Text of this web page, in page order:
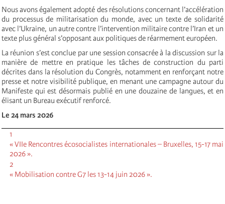
Nous avons également adopté des résolutions concernant l’accélération
du processus de militarisation du monde, avec un texte de solidarité
avec l’Ukraine, un autre contre l’intervention militaire contre l’Iran et un
texte plus général s’opposant aux politiques de réarmement européen.
La réunion s’est conclue par une session consacrée à la discussion sur la
manière de mettre en pratique les tâches de construction du parti
décrites dans la résolution du Congrès, notamment en renforçant notre
presse et notre visibilité publique, en menant une campagne autour du
Manifeste qui est désormais publié en une douzaine de langues, et en
élisant un Bureau exécutif renforcé.
Le 24 mars 2026
1
« VIIe Rencontres écosocialistes internationales – Bruxelles, 15-17 mai
2026 ».
2
« Mobilisation contre G7 les 13-14 juin 2026 ».